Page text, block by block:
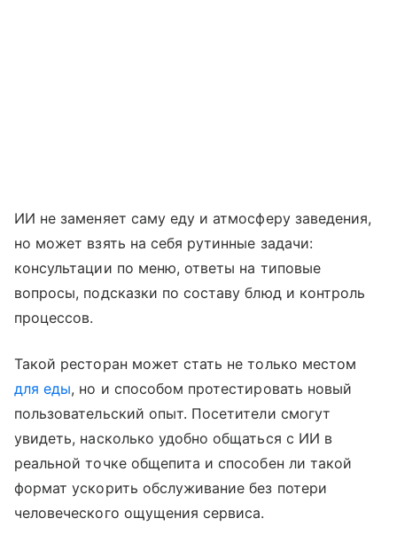
ИИ не заменяет саму еду и атмосферу заведения,
но может взять на себя рутинные задачи:
консультации по меню, ответы на типовые
вопросы, подсказки по составу блюд и контроль
процессов.
Такой ресторан может стать не только местом
для еды, но и способом протестировать новый
пользовательский опыт. Посетители смогут
увидеть, насколько удобно общаться с ИИ в
реальной точке общепита и способен ли такой
формат ускорить обслуживание без потери
человеческого ощущения сервиса.